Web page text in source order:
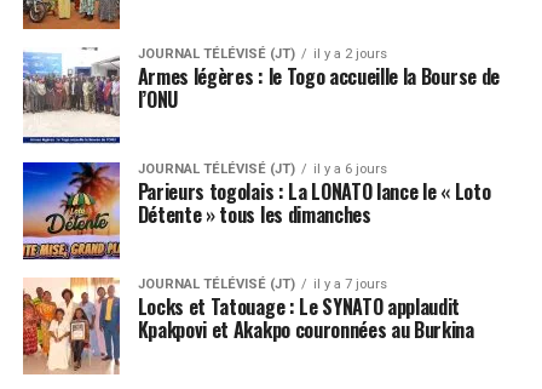
JOURNAL TÉLÉVISÉ (JT) il y a 2 jours
Armes légères : le Togo accueille la Bourse de
l’ONU
JOURNAL TÉLÉVISÉ (JT) il y a 6 jours
Parieurs togolais : La LONATO lance le « Loto
Détente » tous les dimanches
JOURNAL TÉLÉVISÉ (JT) il y a 7 jours
Locks et Tatouage : Le SYNATO applaudit
Kpakpovi et Akakpo couronnées au Burkina